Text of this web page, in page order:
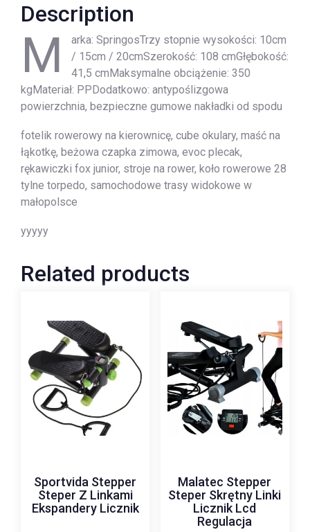
Description
M
arka: SpringosTrzy stopnie wysokości: 10cm
/ 15cm / 20cmSzerokość: 108 cmGłębokość:
41,5 cmMaksymalne obciążenie: 350
kgMateriał: PPDodatkowo: antypoślizgowa
powierzchnia, bezpieczne gumowe nakładki od spodu
fotelik rowerowy na kierownicę, cube okulary, maść na
łąkotkę, beżowa czapka zimowa, evoc plecak,
rękawiczki fox junior, stroje na rower, koło rowerowe 28
tylne torpedo, samochodowe trasy widokowe w
małopolsce
yyyyy
Related products
Sportvida Stepper
Steper Z Linkami
Ekspandery Licznik
Malatec Stepper
Steper Skrętny Linki
Licznik Lcd
Regulacja